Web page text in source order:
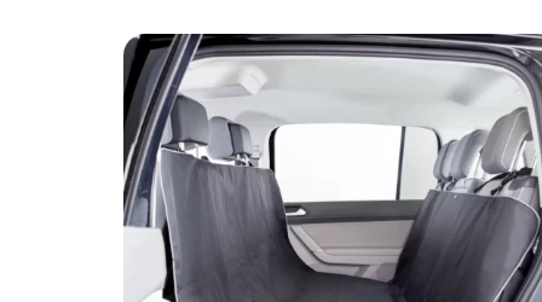
Dodajte
u
Omiljene